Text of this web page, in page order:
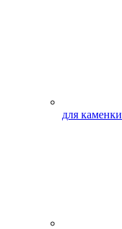
для каменки